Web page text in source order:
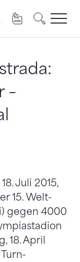
benötigt.
–
Juli 2015,
15. Welt-
gegen 4000
18. April